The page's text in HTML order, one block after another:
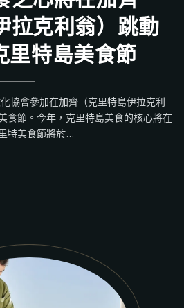
拉克利翁）跳動
里特島美食節
協會參加在加齊（克里特島伊拉克利
食節。今年，克里特島美食的核心將在
特美食節將於...